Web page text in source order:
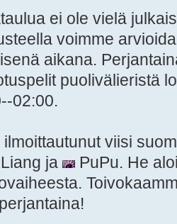
ei ole vielä
voimme
aikana.
puolivälieristä
02:00.
viisi
ja
PuPu. He